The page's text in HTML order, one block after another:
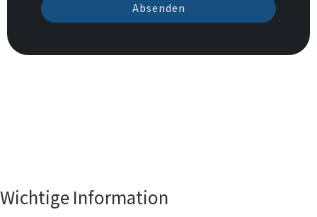
Absenden
Wichtige Information